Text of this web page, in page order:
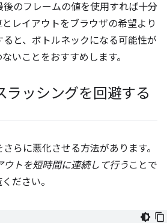
のフレームの値を使用すれば十分
レイアウトをブラウザの希望より
と、ボトルネックになる可能性が
いことをおすすめします。
ラッシングを回避する
らに悪化させる方法があります。
ウトを短時間に連続して行う ことで
ださい。